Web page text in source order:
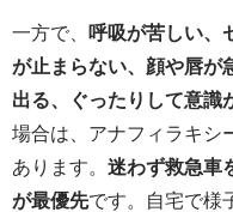
一方で、
呼吸が苦しい、
が止まらない、顔や唇が
出る、ぐったりして意識
場合は、アナフィラキシ
あります。 迷わず救急車
が最優先です。自宅で様